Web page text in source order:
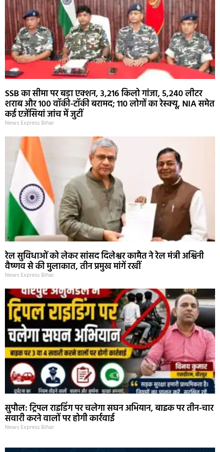
SSB का सीमा पर बड़ा एक्शन, 3,216 किलो गांजा, 5,240 लीटर
शराब और 100 वॉकी-टॉकी बरामद; 110 लोगों का रेस्क्यू, NIA समेत
कई एजेंसियां जांच में जुटीं
News Express Bihar
रेल सुविधाओं को लेकर सांसद दिलेश्वर कामैत ने रेल मंत्री अश्विनी
वैष्णव से की मुलाकात, तीन प्रमुख मांगें रखीं
News Express Bihar
सुपौल: ट्रिपल राइडिंग पर चलेगा सघन अभियान, बाइक पर तीन-चार
सवारी करने वालों पर होगी कार्रवाई
News Express Bihar